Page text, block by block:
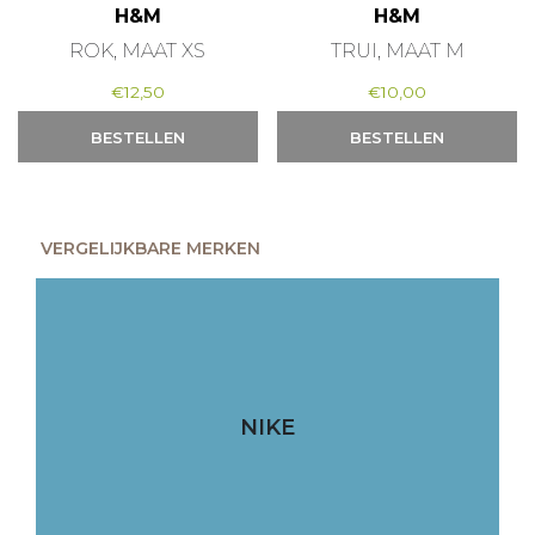
H&M
ROK, MAAT XS
€12,50
BESTELLEN
H&M
TRUI, MAAT M
€10,00
BESTELLEN
VERGELIJKBARE MERKEN
NIKE